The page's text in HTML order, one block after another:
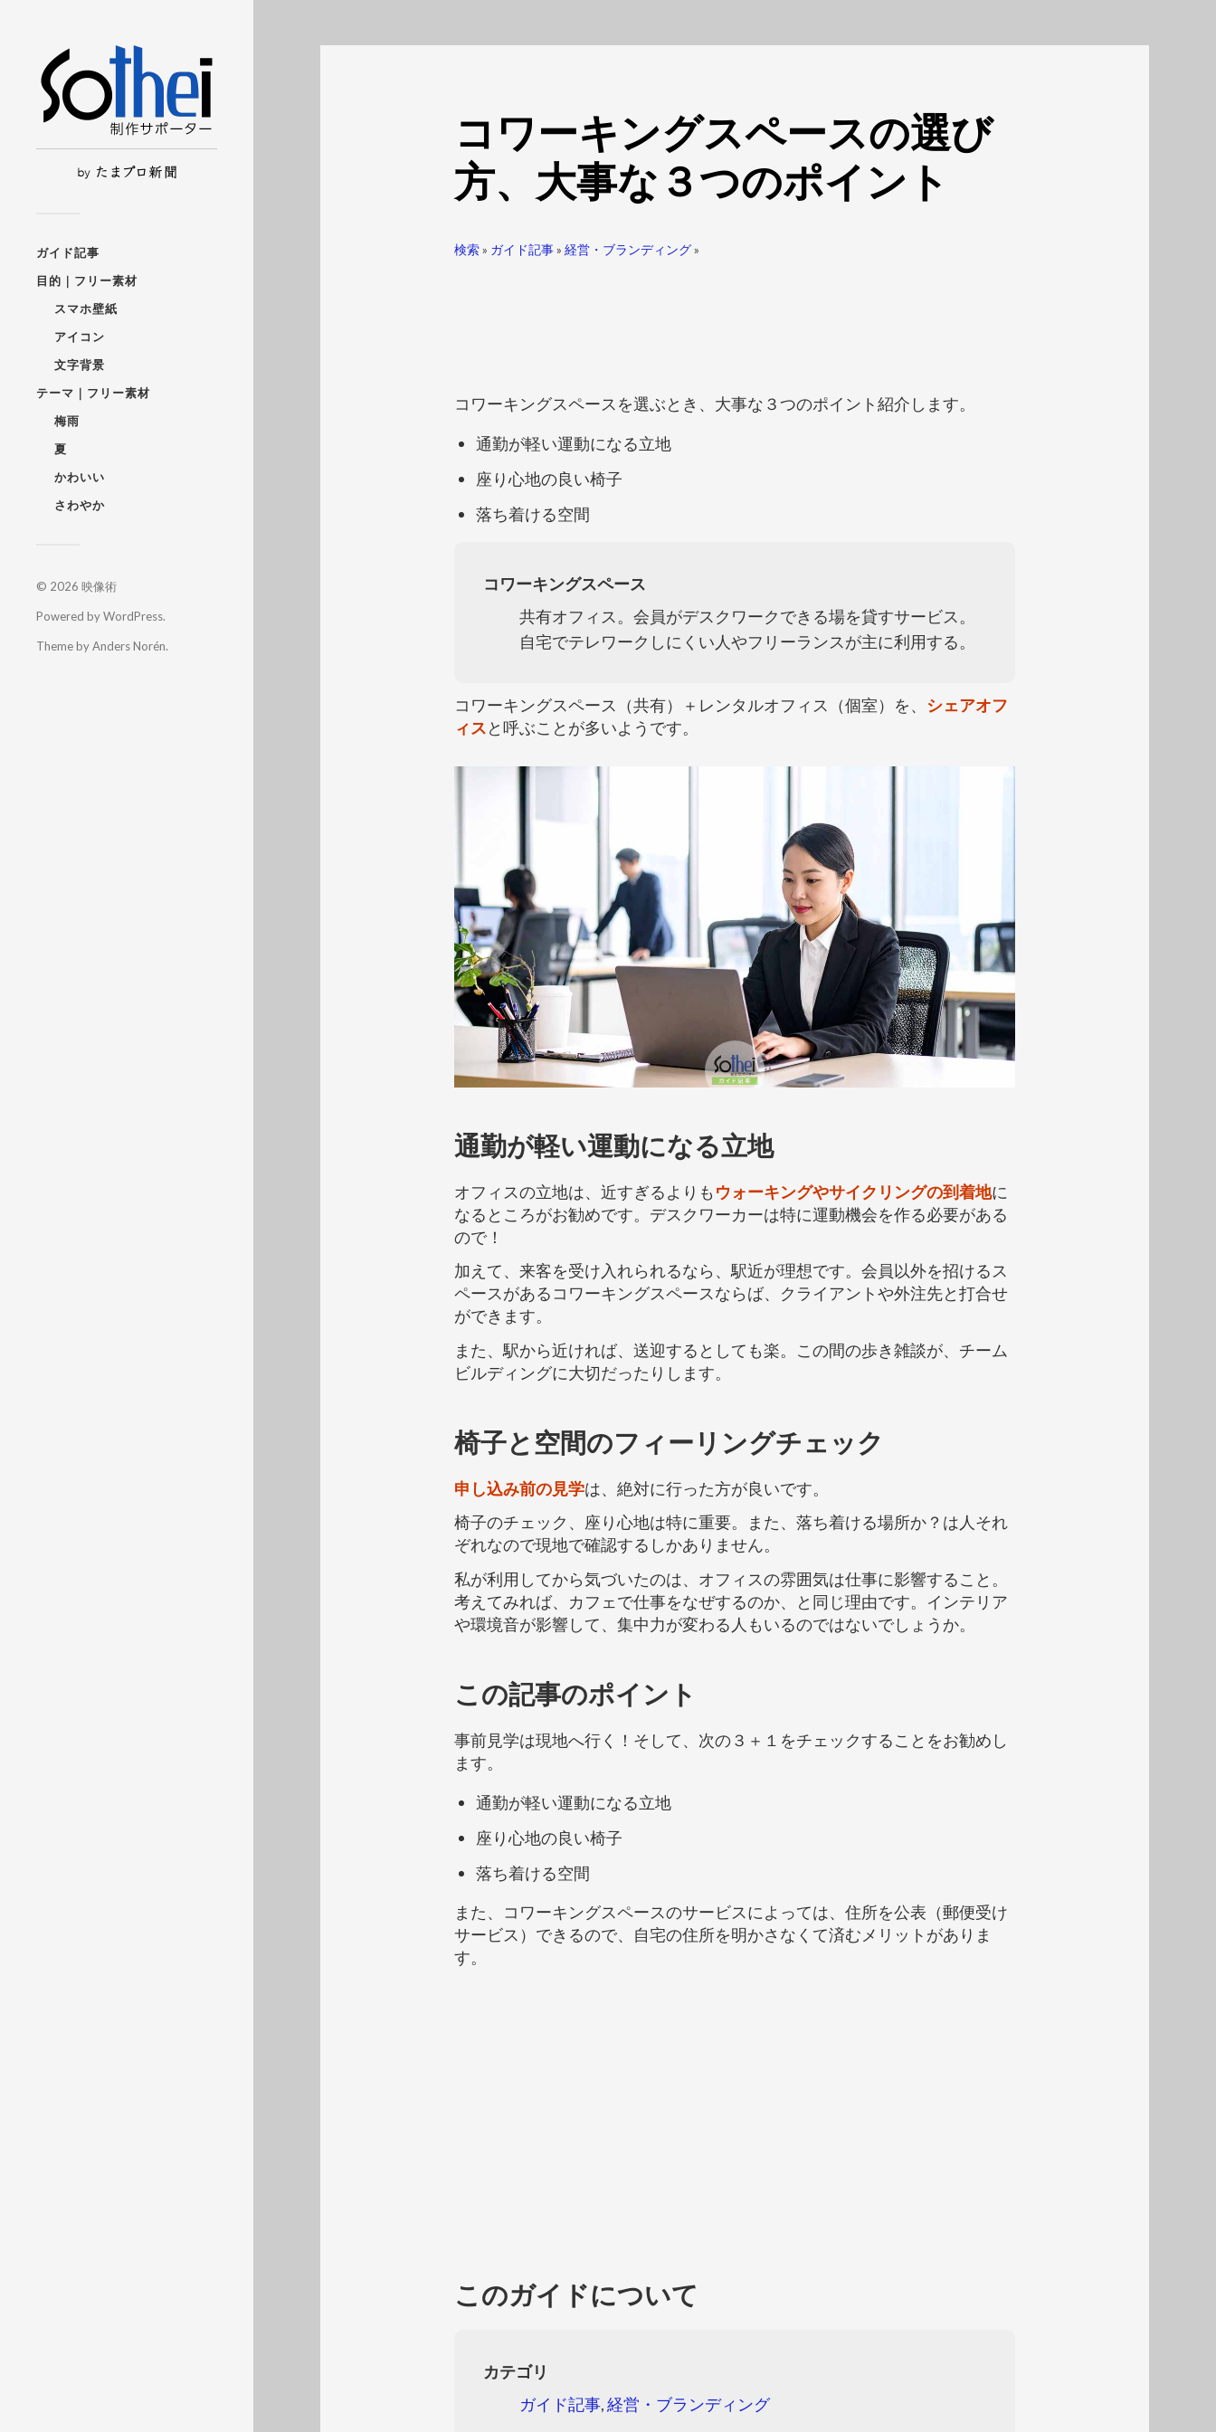
ガイド記事
目的｜フリー素材
スマホ壁紙
アイコン
文字背景
テーマ｜フリー素材
梅雨
夏
かわいい
さわやか
© 2026 映像術
Powered byWordPress.
Theme byAnders Norén.
コワーキングスペースの選び
方、大事な３つのポイント
検索» ガイド記事» 経営・ブランディング»
コワーキングスペースを選ぶとき、大事な３つのポイント紹介します。
通勤が軽い運動になる立地
座り心地の良い椅子
落ち着ける空間
コワーキングスペース
共有オフィス。会員がデスクワークできる場を貸すサービス。
自宅でテレワークしにくい人やフリーランスが主に利用する。
コワーキングスペース（共有）＋レンタルオフィス（個室）を、 シェアオフ
ィスと呼ぶことが多いようです。
通勤が軽い運動になる立地
オフィスの立地は、近すぎるよりも ウォーキングやサイクリングの到着地に
なるところがお勧めです。デスクワーカーは特に運動機会を作る必要がある
ので！
加えて、来客を受け入れられるなら、駅近が理想です。会員以外を招けるス
ペースがあるコワーキングスペースならば、クライアントや外注先と打合せ
ができます。
また、駅から近ければ、送迎するとしても楽。この間の歩き雑談が、チーム
ビルディングに大切だったりします。
椅子と空間のフィーリングチェック
申し込み前の見学は、絶対に行った方が良いです。
椅子のチェック、座り心地は特に重要。また、落ち着ける場所か？は人それ
ぞれなので現地で確認するしかありません。
私が利用してから気づいたのは、オフィスの雰囲気は仕事に影響すること。
考えてみれば、カフェで仕事をなぜするのか、と同じ理由です。インテリア
や環境音が影響して、集中力が変わる人もいるのではないでしょうか。
この記事のポイント
事前見学は現地へ行く！そして、次の３＋１をチェックすることをお勧めし
ます。
通勤が軽い運動になる立地
座り心地の良い椅子
落ち着ける空間
また、コワーキングスペースのサービスによっては、住所を公表（郵便受け
サービス）できるので、自宅の住所を明かさなくて済むメリットがありま
す。
このガイドについて
カテゴリ
ガイド記事,経営・ブランディング